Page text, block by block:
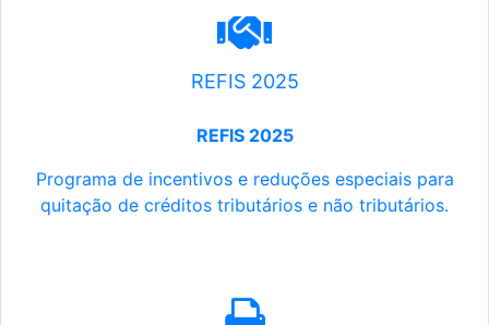
REFIS 2025
REFIS 2025
Programa de incentivos e reduções especiais para
quitação de créditos tributários e não tributários.